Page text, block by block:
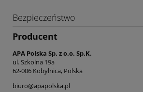
Bezpieczeństwo
Producent
APA Polska Sp. z o.o. Sp.K.
ul. Szkolna 19a
62-006 Kobylnica, Polska
biuro@apapolska.pl